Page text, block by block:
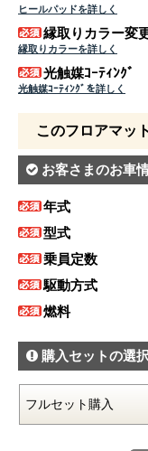
ヒールパッドを詳しく
縁取りカラー変
縁取りカラーを詳しく
光触媒ｺｰﾃｨﾝｸﾞ
光触媒ｺｰﾃｨﾝｸﾞを詳しく
このフロアマッ
お客さまのお車
年式
型式
乗員定数
駆動方式
燃料
購入セットの選択